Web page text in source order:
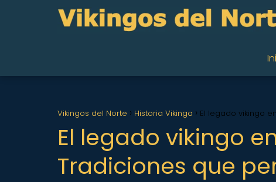
Vikingos del Norte Historia Vikinga El legado vikingo
El legado vikingo
Tradiciones que